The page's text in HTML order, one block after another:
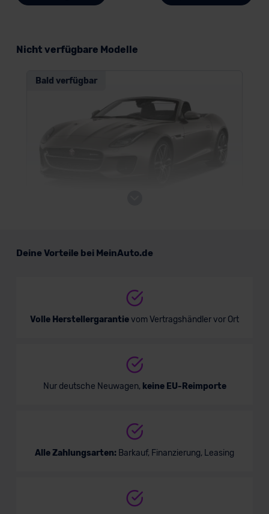
Nicht verfügbare Modelle
Bald verfügbar
Jaguar F-Type Coupé
Deine Vorteile bei MeinAuto.de
Volle Herstellergarantievom Vertragshändler vor Ort
Nur deutsche Neuwagen, keine EU-Reimporte
Alle Zahlungsarten: Barkauf, Finanzierung, Leasing